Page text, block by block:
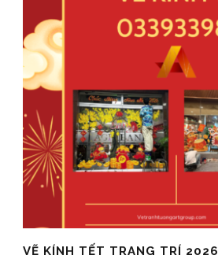
VẼ KÍNH TẾT TRANG TRÍ 2026